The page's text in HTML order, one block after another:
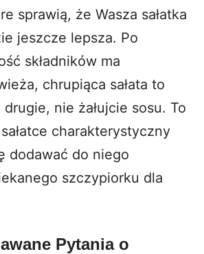
sprawią, że Wasza sałatka
jeszcze lepsza. Po
składników ma
chrupiąca sałata to
nie żałujcie sosu. To
charakterystyczny
dodawać do niego
szczypiorku dla
Pytania o